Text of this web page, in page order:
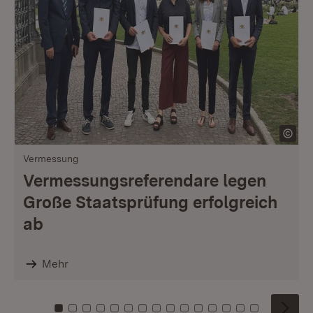
Vermessung
Vermessungsreferendare legen
Große Staatsprüfung erfolgreich
ab
Mehr